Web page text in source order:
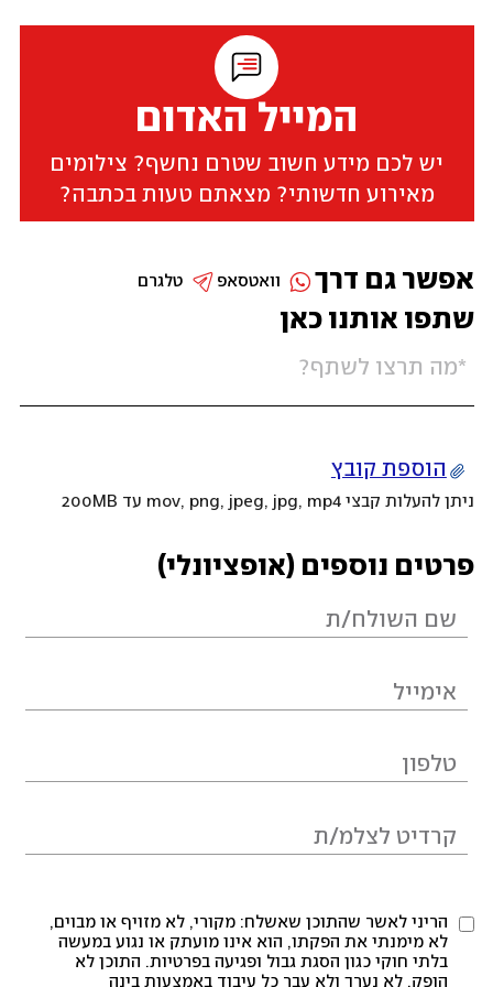
המייל האדום
יש לכם מידע חשוב שטרם נחשף? צילומים
מאירוע חדשותי? מצאתם טעות בכתבה?
שתפו אותנו כאן
הוספת קובץ
ניתן להעלות קבצי mov, png, jpeg, jpg, mp4 עד 200MB
פרטים נוספים (אופציונלי)
הריני לאשר שהתוכן שאשלח: מקורי, לא מזויף או מבוים,
לא מימנתי את הפקתו, הוא אינו מועתק או נגוע במעשה
בלתי חוקי כגון הסגת גבול ופגיעה בפרטיות. התוכן לא
הופק, לא נערך ולא עבר כל עיבוד באמצעות בינה
אפשר גם דרך טלגרם וואטסאפ